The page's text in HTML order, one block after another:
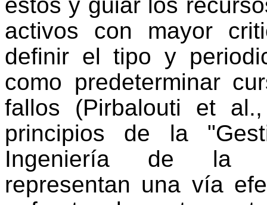
activos con mayor
definir el tipo y
como predeterminar
fallos (Pirbalouti et
principios de la
Ingeniería de la
representan una vía